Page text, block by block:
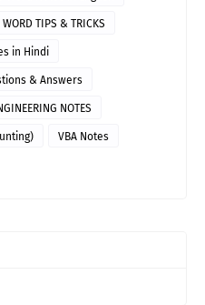
WORD TIPS & TRICKS
in Hindi
& Answers
NOTES
VBA Notes